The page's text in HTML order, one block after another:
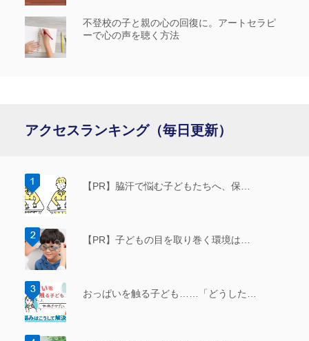
不登校の子と親の心の回復に。アートセラピ
ーで心の声を聴く方法
アクセスランキング（毎日更新）
【PR】脇汗で悩む子どもたちへ、保…
【PR】子どもの目を取り巻く環境は…
おっぱいを触る子ども……「どうした…